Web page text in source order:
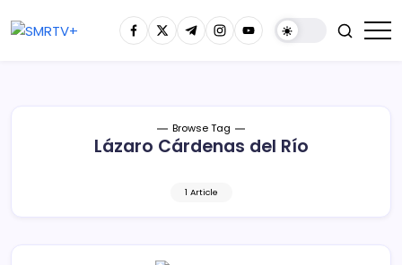
Browse Tag
Lázaro Cárdenas del Río
1 Article